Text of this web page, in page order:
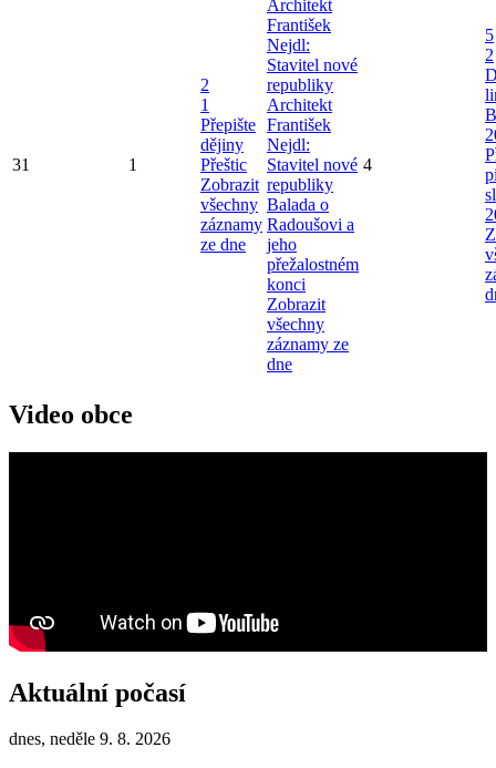
31 1
2
1
Přepište
dějiny
Přeštic
Zobrazit
všechny
záznamy
ze dne
Architekt
František
Nejdl:
Stavitel nové
republiky
Architekt
František
Nejdl:
Stavitel nové
republiky
Balada o
Radoušovi a
jeho
přežalostném
konci
Zobrazit
všechny
záznamy ze
dne
4
5
2
Video obce
Aktuální počasí
dnes, neděle 9. 8. 2026